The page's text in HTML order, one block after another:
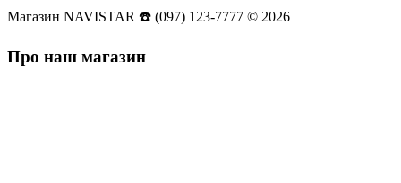
Магазин NAVISTAR ☎️ (097) 123-7777 © 2026
Про наш магазин